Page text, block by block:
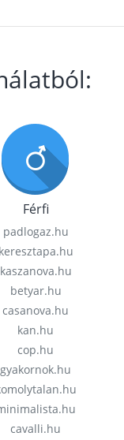
Férfi
padlogaz.hu
keresztapa.hu
kaszanova.hu
betyar.hu
casanova.hu
kan.hu
cop.hu
gyakornok.hu
cavalli.hu